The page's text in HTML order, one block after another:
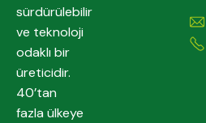
sürdürülebilir
ve teknoloji
odaklı bir
üreticidir.
40’tan
fazla ülkeye